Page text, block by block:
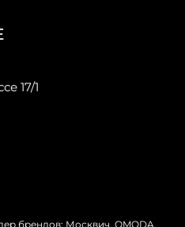
17/1
брендов: Москвич, OMODA,